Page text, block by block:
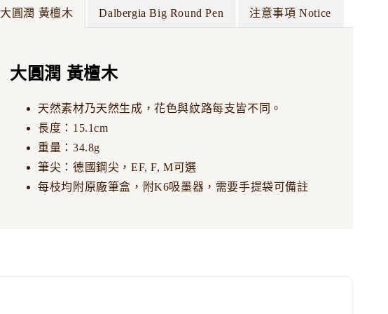
大圓潤 黃檀木 Dalbergia Big Round Pen 注意事項 Notice
大圓潤 黃檀木
天然素材乃天然生成，花色與紋路每支皆不同。
長度：15.1cm
重量：34.8g
筆尖：德國鋼尖，EF, F, M可選
每枝均附原廠筆盒，附K6吸墨器，需要手提袋可備註